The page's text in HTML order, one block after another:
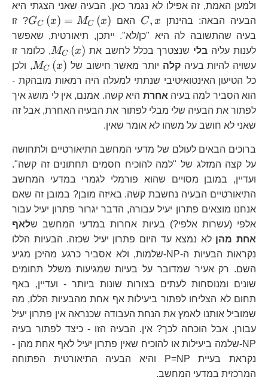
ולמען האמת, זה אפילו לא נגמר כאן. הבעיה שאני הצגתי היא
הבעיה הבאה: בהינתן
C,xC, x האם GC (x) = MC (x)
? זו
בעיה שהתשובה לה היא "כן/לא". ייתכן, תיאורטית, שאפשר
לענות עליה בלי שנצטרך בכלל לחשב את MC (x)
, כלומר זו
עשויה להיות בעיהקלה יותר מאשר חישוב של MC (x)
, ולכן
כל הטיעון האינטואיטיבי שנתתי למעלה היה רמאות מובהקת -
הוא הסביר למה בעיה אחרת היא קשה. אמנם, אין לי מושג איך
לפתור את הבעיה שלי מבלי לפתור את הבעיה האחרת, אבל זה
שאני לא חושב על משהו לא אומר שאין.
ברוכים הבאים לעולם של מדעי המחשב התיאורטיים ולתחושה
על קצה המזלג של "למה להוכיח חסמים תחתונים זה קשה".
ועדיין, במובן מסויים שהוא פורמלי לגמרי במדעי המחשב
התיאורטיים הבעיה נחשבת קשה. באיזה מובן? במובן זה שאם
אנחנו מוצאים פתרון יעיל עבורה, הדבר יגרור פתרון יעיל עבור
אלפי (עשרות אלפי?) בעיות אחרות במדעי המחשב שלאף
אחת מהן לא נמצא עד היום פתרון יעיל שכזה. הבעיות הללו
נקראות הבעיות ה-NP-שלמות, ולא אסביר כרגע מהיכן מגיע
השם. רק אעיר שמדובר על בעיות שמגיעות משלל תחומים
שונים ומנוסחות לעתים בצורות שונות ביותר - ועדיין, באף
תחום לא הצליחו לפתור ביעילות אף אחת מהבעיות הללו, מה
שמוביל אותנו לאמץ את הנחת העבודה שכנראה אין פתרון יעיל
עבורן. אבל הוכחה לכך? אין. הבעיה הזו - כיצד לפתור בעיה
NP-שלמה ביעילות או להוכיח שאין פתרון יעיל לאף אחת מהן -
נקראת בעיית P=NP והיא הבעיה התיאורטית הפתוחה
המרכזית במדעי המחשב.